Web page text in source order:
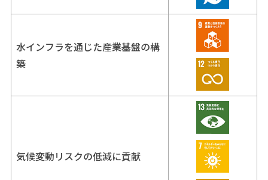
水インフラを通じた産業基盤の構
築
気候変動リスクの低減に貢献